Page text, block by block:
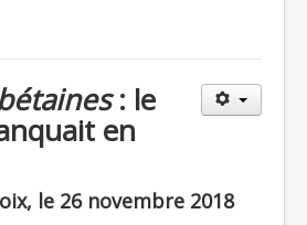
: le
en
le 26 novembre 2018